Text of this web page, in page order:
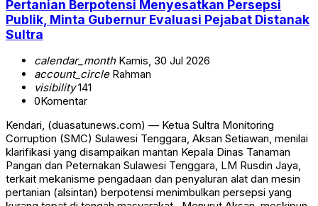
Pertanian Berpotensi Menyesatkan Persepsi
Publik, Minta Gubernur Evaluasi Pejabat Distanak
Sultra
calendar_monthKamis, 30 Jul 2026
account_circleRahman
visibility141
0Komentar
‎‎Kendari, (duasatunews.com) — Ketua Sultra Monitoring
Corruption (SMC) Sulawesi Tenggara, Aksan Setiawan, menilai
klarifikasi yang disampaikan mantan Kepala Dinas Tanaman
Pangan dan Peternakan Sulawesi Tenggara, LM Rusdin Jaya,
terkait mekanisme pengadaan dan penyaluran alat dan mesin
pertanian (alsintan) berpotensi menimbulkan persepsi yang